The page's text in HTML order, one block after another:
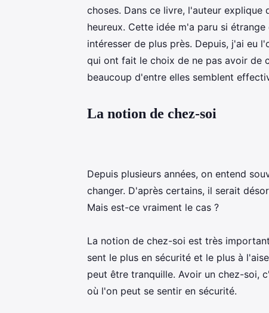
choses. Dans ce livre, l'auteur
heureux. Cette idée m'a paru si
intéresser de plus près. Depuis, j'ai eu
qui ont fait le choix de ne pas avoir de
beaucoup d'entre elles semblent
La notion de chez-soi
Depuis plusieurs années, on entend
changer. D'après certains, il serait
Mais est-ce vraiment le cas ?
La notion de chez-soi est très
sent le plus en sécurité et le plus à
peut être tranquille. Avoir un chez-soi,
où l'on peut se sentir en sécurité.